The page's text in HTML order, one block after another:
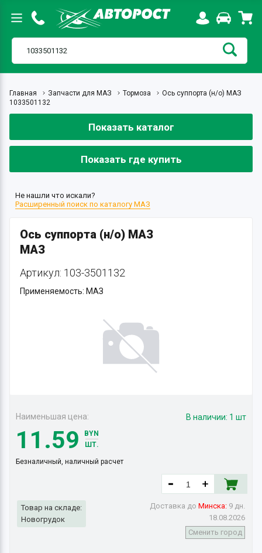
Главная Запчасти для МАЗ Тормоза
Ось суппорта (н/о) МАЗ
1033501132
Показать каталог
Показать где купить
Не нашли что искали?
Расширенный поиск по каталогу МАЗ
Ось суппорта (н/о) МАЗ
МАЗ
Артикул: 103-3501132
Применяемость: МАЗ
В наличии: 1 шт
Товар на складе:
Новогрудок
Доставка до Минска: 9 дн.
18.08.2026
Сменить город
Наименьшая цена:
11.59
BYN
ШТ.
Безналичный, наличный расчет